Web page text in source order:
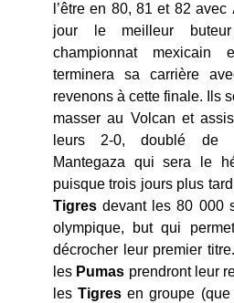
l’être en 80, 81 et 82 avec
jour le meilleur
championnat mexicain
terminera sa carrière
revenons à cette finale. Ils
masser au Volcan et
leurs 2-0, doublé de
Mantegaza qui sera le
puisque trois jours plus
Tigres devant les 80 000
olympique, but qui
décrocher leur premier
les Pumas prendront leur
lesTigres en groupe (que